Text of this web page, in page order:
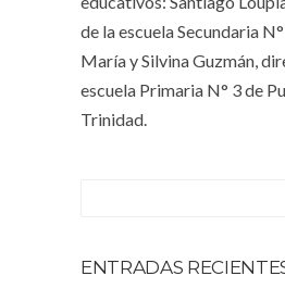
de la escuela Secundaria
María y Silvina Guzmán,
escuela Primaria N° 3 de
Trinidad.
ENTRADAS